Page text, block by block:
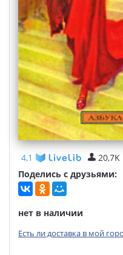
4,1 20,7K
Поделись с друзьями:
нет в наличии
Есть ли доставка в мой